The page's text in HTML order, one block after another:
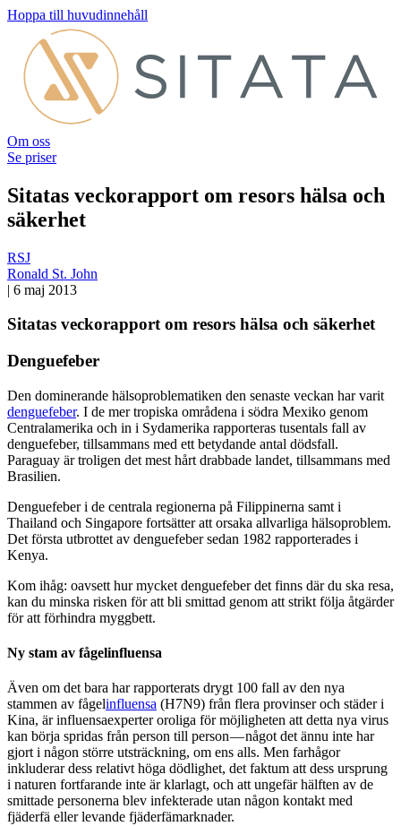
Hoppa till huvudinnehåll
Om oss
Se priser
Sitatas veckorapport om resors hälsa och
säkerhet
RSJ
Ronald St. John
| 6 maj 2013
Sitatas veckorapport om resors hälsa och säkerhet
Denguefeber
Den dominerande hälsoproblematiken den senaste veckan har varit
denguefeber. I de mer tropiska områdena i södra Mexiko genom
Centralamerika och in i Sydamerika rapporteras tusentals fall av
denguefeber, tillsammans med ett betydande antal dödsfall.
Paraguay är troligen det mest hårt drabbade landet, tillsammans med
Brasilien.
Denguefeber i de centrala regionerna på Filippinerna samt i
Thailand och Singapore fortsätter att orsaka allvarliga hälsoproblem.
Det första utbrottet av denguefeber sedan 1982 rapporterades i
Kenya.
Kom ihåg: oavsett hur mycket denguefeber det finns där du ska resa,
kan du minska risken för att bli smittad genom att strikt följa åtgärder
för att förhindra myggbett.
Ny stam av fågelinfluensa
Även om det bara har rapporterats drygt 100 fall av den nya
stammen av fågelinfluensa (H7N9) från flera provinser och städer i
Kina, är influensaexperter oroliga för möjligheten att detta nya virus
kan börja spridas från person till person — något det ännu inte har
gjort i någon större utsträckning, om ens alls. Men farhågor
inkluderar dess relativt höga dödlighet, det faktum att dess ursprung
i naturen fortfarande inte är klarlagt, och att ungefär hälften av de
smittade personerna blev infekterade utan någon kontakt med
fjäderfä eller levande fjäderfämarknader.